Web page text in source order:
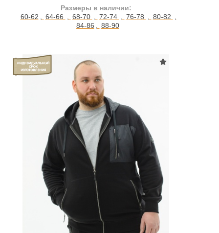
Размеры в наличии:
60-62 , 64-66 , 68-70 , 72-74 , 76-78 , 80-82 ,
84-86 , 88-90